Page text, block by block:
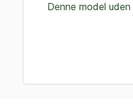
Denne model